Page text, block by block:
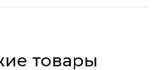
товары